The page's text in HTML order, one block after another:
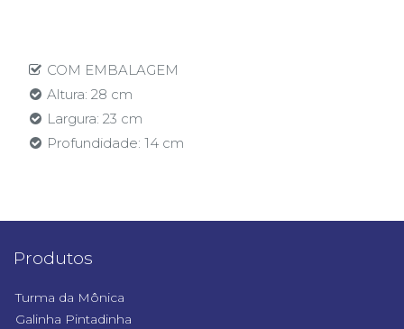
COM EMBALAGEM
Altura: 28 cm
Largura: 23 cm
Profundidade: 14 cm
Produtos
Turma da Mônica
Galinha Pintadinha